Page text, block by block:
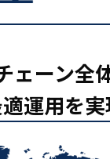
ェーン全
運用を